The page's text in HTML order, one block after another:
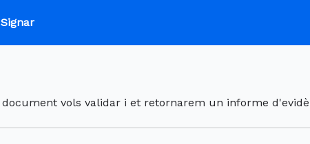
Signar
vols validar i et retornarem un informe